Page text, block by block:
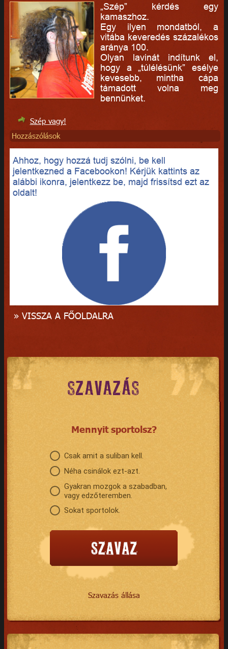
„Szép” kérdés egy
kamaszhoz.
Egy ilyen mondatból, a
vitába keveredés százalékos
aránya 100.
Olyan lavinát indítunk el,
hogy a „túlélésünk” esélye
kevesebb, mintha cápa
támadott volna meg
bennünket.
Szép vagy!
Hozzászólások
Ahhoz, hogy hozzá tudj szólni, be kell
jelentkezned a Facebookon! Kérjük kattints az
alábbi ikonra, jelentkezz be, majd frissítsd ezt az
oldalt!
» VISSZA A FŐOLDALRA
SZAVAZÁS
Mennyit sportolsz?
Csak amit a suliban kell.
Néha csinálok ezt-azt.
Gyakran mozgok a szabadban,
vagy edzőteremben.
Sokat sportolok.
Szavazás állása